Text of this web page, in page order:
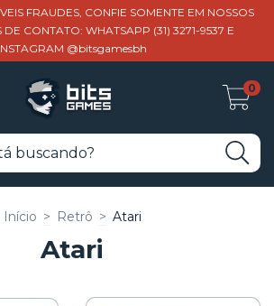
FRAUDES, CONFIE SOMENTE EM NOSSOS
DE CONTATO: WHATSAPP (31) 3271-9537 E
@bitsgamesbh
0
Início > Retrô > Atari
Atari